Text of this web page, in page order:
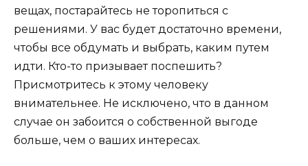
вещах, постарайтесь не торопиться с
решениями. У вас будет достаточно времени,
чтобы все обдумать и выбрать, каким путем
идти. Кто-то призывает поспешить?
Присмотритесь к этому человеку
внимательнее. Не исключено, что в данном
случае он забоится о собственной выгоде
больше, чем о ваших интересах.